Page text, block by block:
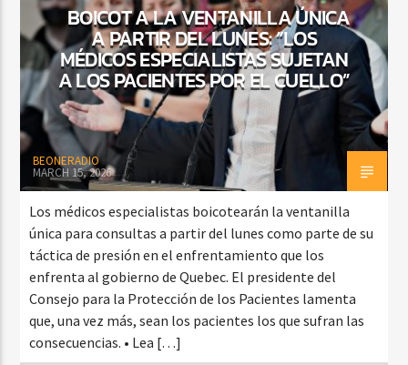
BOICOT A LA VENTANILLA ÚNICA
A PARTIR DEL LUNES: “LOS
MÉDICOS ESPECIALISTAS SUJETAN
A LOS PACIENTES POR EL CUELLO”
BEONERADIO
MARCH 15, 2026
Los médicos especialistas boicotearán la ventanilla
única para consultas a partir del lunes como parte de su
táctica de presión en el enfrentamiento que los
enfrenta al gobierno de Quebec. El presidente del
Consejo para la Protección de los Pacientes lamenta
que, una vez más, sean los pacientes los que sufran las
consecuencias. • Lea […]